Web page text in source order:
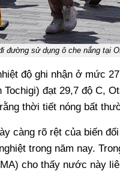
đường sử dụng ô che nắng tại
độ ghi nhận ở mức
Tochigi) đạt 29,7 độ C,
thời tiết nóng bất
càng rõ rệt của biến
trong năm nay.
cho thấy nước này